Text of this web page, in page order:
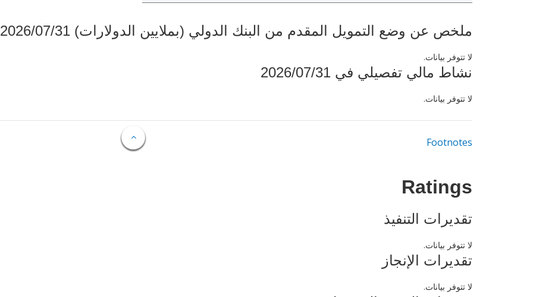
ملخص عن وضع التمويل المقدم من البنك الدولي (بملايين الدولارات) 2026/07/31
لا تتوفر بيانات.
نشاط مالي تفصيلي في 2026/07/31
لا تتوفر بيانات.
Footnotes
Ratings
تقديرات التنفيذ
لا تتوفر بيانات.
تقديرات الإنجاز
لا تتوفر بيانات.